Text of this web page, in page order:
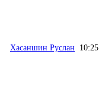
Хасаншин Руслан 10:25